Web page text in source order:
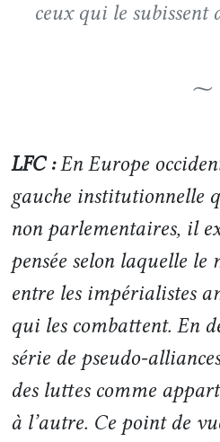
ceux qui le subissent
⁓
LFC : En Europe
gauche institutionnelle
non parlementaires, il
pensée selon laquelle le
entre les impérialistes
qui les combattent. En
série de pseudo-
des luttes comme
à l’autre. Ce point de